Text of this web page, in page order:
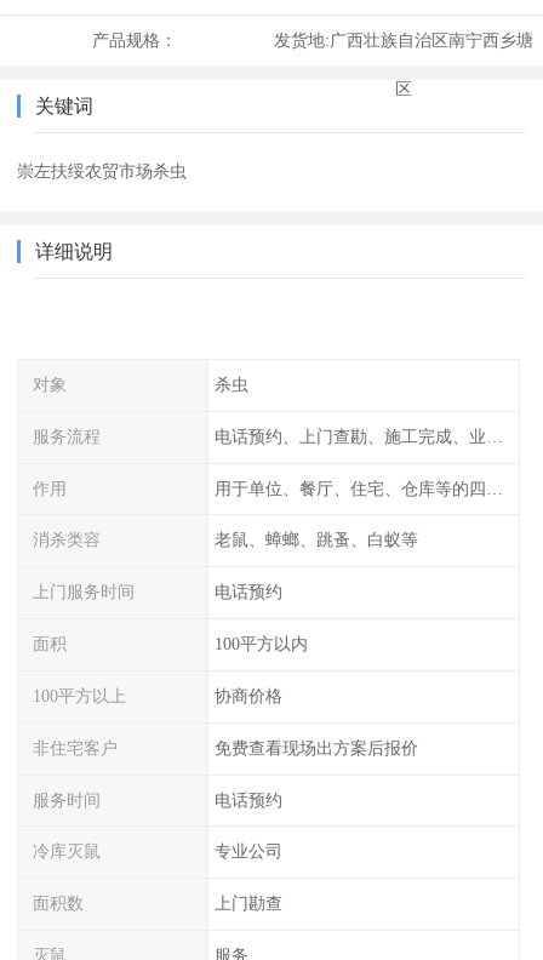
产品规格： 发货地:广西壮族自治区南宁西乡塘
区
关键词
崇左扶绥农贸市场杀虫
详细说明
对象 杀虫
服务流程
作用
消杀类容 老鼠、蟑螂、跳蚤、白蚁等
上门服务时间 电话预约
面积 100平方以内
100平方以上 协商价格
非住宅客户 免费查看现场出方案后报价
服务时间 电话预约
冷库灭鼠 专业公司
面积数 上门勘查
灭鼠 服务